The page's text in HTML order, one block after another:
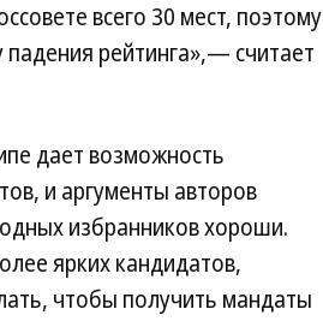
всего 30 мест, поэтому
рейтинга»,— считает
дает возможность
и аргументы авторов
избранников хороши.
ярких кандидатов,
чтобы получить мандаты